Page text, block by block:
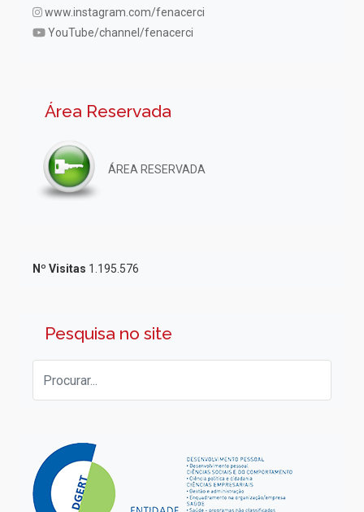
www.instagram.com/fenacerci
YouTube/channel/fenacerci
Área Reservada
ÁREA RESERVADA
Nº Visitas 1.195.576
Pesquisa no site